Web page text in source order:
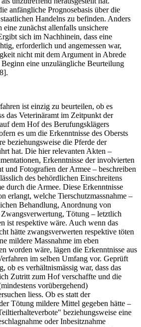
anfängliche Prognosebasis über die
Handelns zu befinden. Anders
eine zunächst allenfalls unsichere
sich im Nachhinein, dass eine
erforderlich und angemessen war,
nicht mit dem Argument in Abrede
Beginn eine unzulängliche Beurteilung
ist einzig zu beurteilen, ob es
das Veterinäramt im Zeitpunkt der
dem Hof des Berufungsklägers
es um die Erkenntnisse des Obersts
beziehungsweise die Pferde der
hat. Die hier relevanten Akten –
Erkenntnisse der involvierten
und Fotografien der Armee – beschreiben
des behördlichen Einschreitens
durch die Armee. Diese Erkenntnisse
erlangt, welche Tierschutzmassnahme –
Behandlung, Anordnung von
Tötung – letztlich
ist respektive wäre. Auch wenn das
hätte zwangsverwerten respektive töten
mildere Massnahme im eben
worden wäre, lägen die Erkenntnisse aus
im selben Umfang vor. Geprüft
ob es verhältnismässig war, dass das
Zutritt zum Hof verschaffte und die
vorübergehend)
liess. Ob es statt der
Tötung mildere Mittel gegeben hätte –
beziehungsweise eine
oder Inbesitznahme